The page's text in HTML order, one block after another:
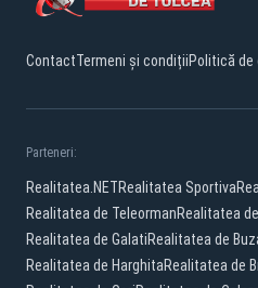
ContactTermeni și condițiiPolitică
Parteneri:
Realitatea.NETRealitatea Sportiva
Realitatea de TeleormanRealitatea
Realitatea de GalatiRealitatea de
Realitatea de HarghitaRealitatea de